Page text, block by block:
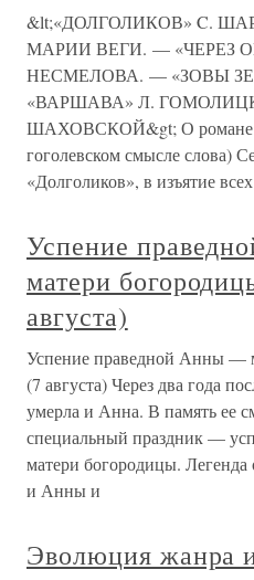
&lt;«ДОЛГОЛИКОВ» C.
МАРИИ ВЕГИ. — «ЧЕРЕЗ
НЕСМЕЛОВА. — «ЗОВЫ
«ВАРШАВА» Л.
ШАХОВСКОЙ&gt; О романе
гоголевском смысле слова)
«Долголиков», в изъятие
Успение
матери
августа)
Успение праведной Анны —
(7 августа) Через два года
умерла и Анна. В память ее
специальный праздник —
матери богородицы.
и Анны и
Эволюция жанра